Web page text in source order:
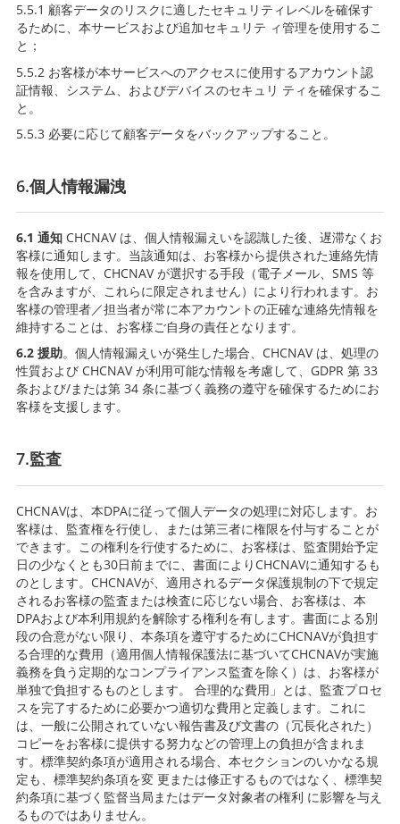
5.5.1 顧客データのリスクに適したセキュリティレベルを確保す
るために、本サービスおよび追加セキュリテ ィ管理を使用するこ
と；
5.5.2 お客様が本サービスへのアクセスに使用するアカウント認
証情報、システム、およびデバイスのセキュリ ティを確保するこ
と。
5.5.3 必要に応じて顧客データをバックアップすること。
6.個人情報漏洩
6.1 通知 CHCNAV は、個人情報漏えいを認識した後、遅滞なくお
客様に通知します。当該通知は、お客様から提供された連絡先情
報を使用して、CHCNAV が選択する手段（電子メール、SMS 等
を含みますが、これらに限定されません）により行われます。お
客様の管理者／担当者が常に本アカウントの正確な連絡先情報を
維持することは、お客様ご自身の責任となります。
6.2 援助。個人情報漏えいが発生した場合、CHCNAV は、処理の
性質および CHCNAV が利用可能な情報を考慮して、GDPR 第 33
条および/または第 34 条に基づく義務の遵守を確保するためにお
客様を支援します。
7.監査
CHCNAVは、本DPAに従って個人データの処理に対応します。お
客様は、監査権を行使し、または第三者に権限を付与することが
できます。この権利を行使するために、お客様は、監査開始予定
日の少なくとも30日前までに、書面によりCHCNAVに通知するも
のとします。CHCNAVが、適用されるデータ保護規制の下で規定
されるお客様の監査または検査に応じない場合、お客様は、本
DPAおよび本利用規約を解除する権利を有します。書面による別
段の合意がない限り、本条項を遵守するためにCHCNAVが負担す
る合理的な費用（適用個人情報保護法に基づいてCHCNAVが実施
義務を負う定期的なコンプライアンス監査を除く）は、お客様が
単独で負担するものとします。 合理的な費用」とは、監査プロセ
スを完了するために必要かつ適切な費用と定義します。これに
は、一般に公開されていない報告書及び文書の（冗長化された）
コピーをお客様に提供する努力などの管理上の負担が含まれま
す。標準契約条項が適用される場合、本セクションのいかなる規
定も、標準契約条項を変 更または修正するものではなく、標準契
約条項に基づく監督当局またはデータ対象者の権利 に影響を与え
るものではありません。